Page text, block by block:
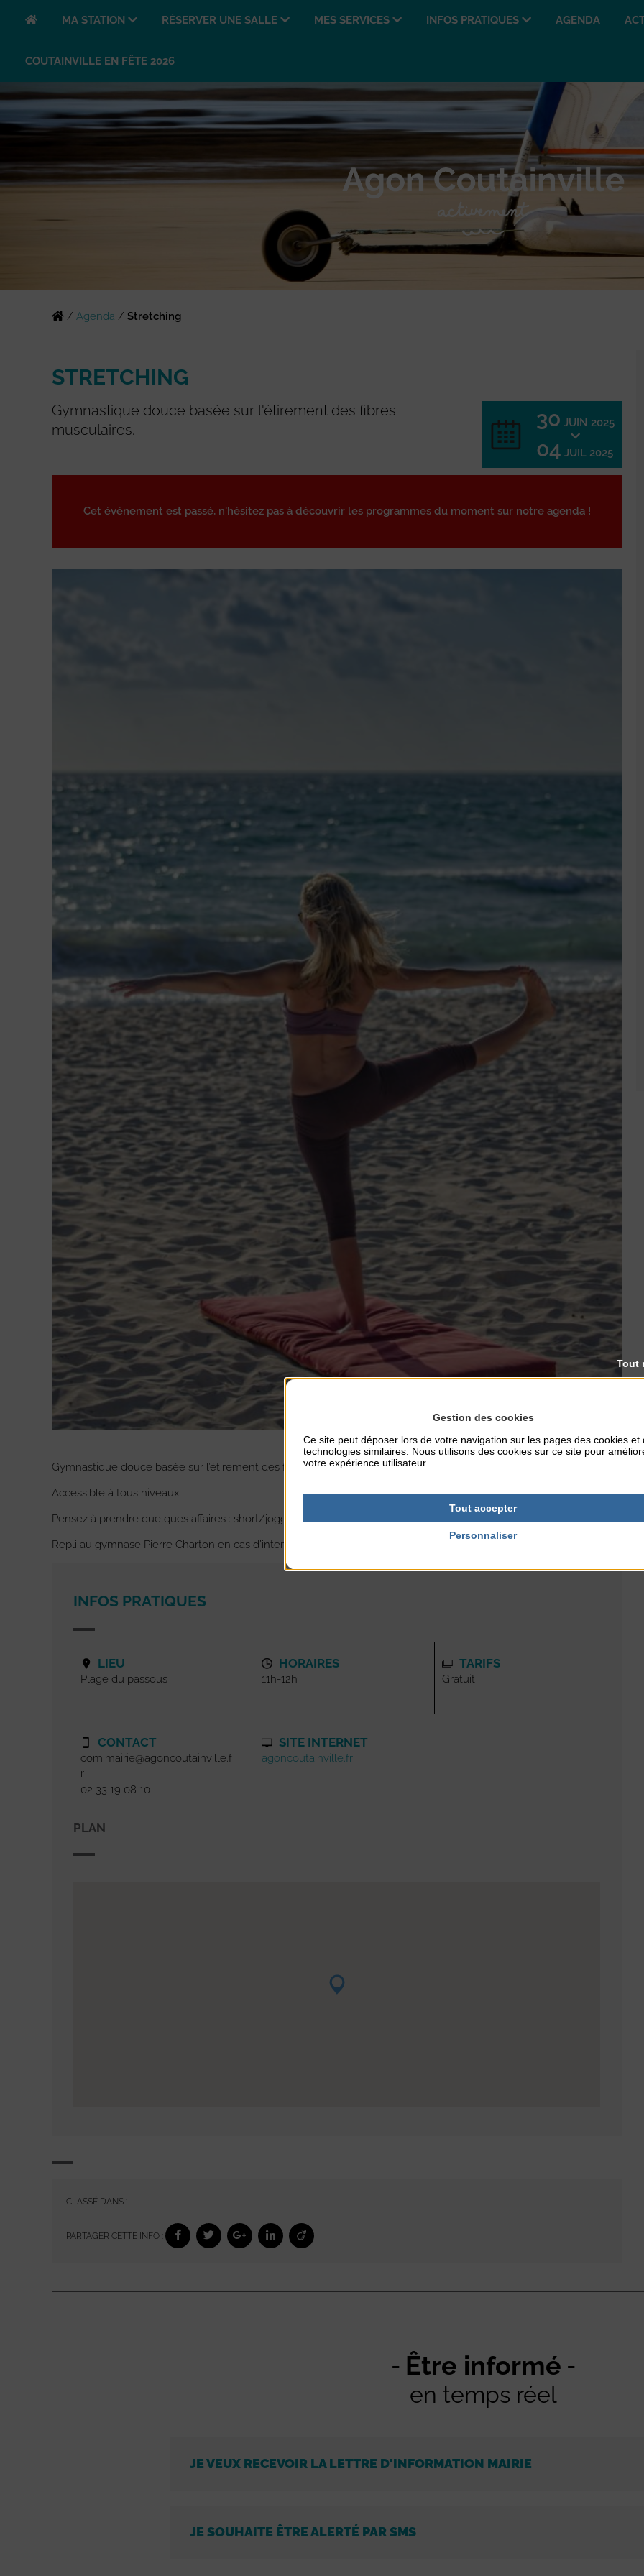
MA STATION RÉSERVER UNE SALLE MES SERVICES INFOS PRATIQUES AGENDA
COUTAINVILLE EN FÊTE 2026
/ Agenda / Stretching
STRETCHING
Gymnastique douce basée sur l'étirement des fibres
musculaires.
30 JUIN 2025
04 JUIL 2025
Cet événement est passé, n'hésitez pas à découvrir les programmes du moment sur notre agenda !
Gymnastique douce basée sur l’étirement des fibres musculaires.
Accessible à tous niveaux.
Pensez à prendre quelques affaires : short/jogging, tapus de gym/serviette, gourde/bouteille d’eau.
Repli au gymnase Pierre Charton en cas d’intempéries.
INFOS PRATIQUES
LIEU
Plage du passous
CONTACT
com.mairie@agoncoutainville.f
r
02 33 19 08 10
HORAIRES
11h-12h
SITE INTERNET
agoncoutainville.fr
TARIFS
Gratuit
PLAN
CLASSÉ DANS :
PARTAGER CETTE INFO :
Être informé
en temps réel
JE VEUX RECEVOIR LA LETTRE D'INFORMATION MAIRIE
JE SOUHAITE ÊTRE ALERTÉ PAR SMS
Gestion des cookies
Ce site peut déposer lors de votre navigation sur les pages des cookies et
technologies similaires. Nous utilisons des cookies sur ce site pour
votre expérience utilisateur.
Tout accepter
Tout
Personnaliser